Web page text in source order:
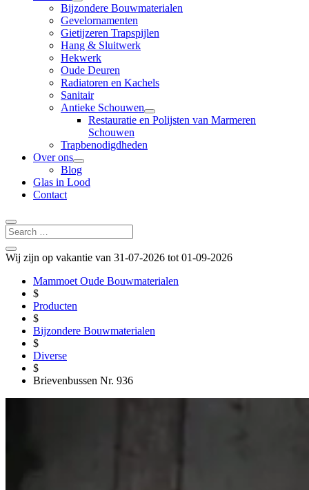
Bijzondere Bouwmaterialen
Gevelornamenten
Gietijzeren Trapspijlen
Hang & Sluitwerk
Hekwerk
Oude Deuren
Radiatoren en Kachels
Sanitair
Antieke Schouwen
Restauratie en Polijsten van Marmeren
Schouwen
Trapbenodigdheden
Over ons
Blog
Glas in Lood
Contact
Wij zijn op vakantie van 31-07-2026 tot 01-09-2026
Mammoet Oude Bouwmaterialen
$
Producten
$
Bijzondere Bouwmaterialen
$
Diverse
$
Brievenbussen Nr. 936